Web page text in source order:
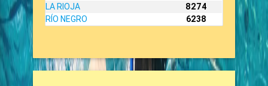
LA RIOJA
8274
RÍO NEGRO
6238